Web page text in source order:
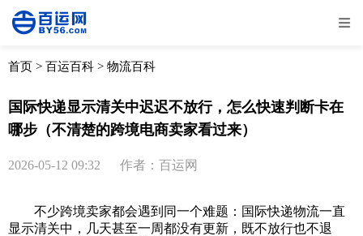
全部 物流资讯
取消 确定
首页 > 百运百科 > 物流百科
国际快递显示清关中迟迟不放行，怎么快速判断卡在
哪步（不清楚的跨境电商卖家看过来）
2026-05-12 09:32 作者：百运网
不少跨境卖家都会遇到同一个难题：国际快递物流一直
显示清关中，几天甚至一周都没有更新，既不放行也不退